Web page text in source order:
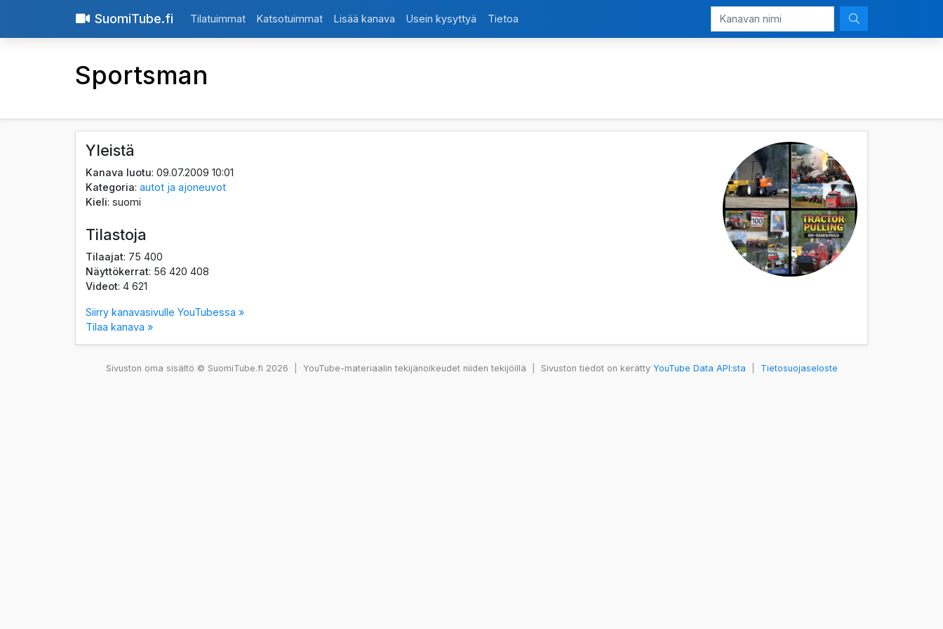
SuomiTube.fi Tilatuimmat Katsotuimmat Lisää kanava Usein kysyttyä Tietoa
Sportsman
Yleistä
Kanava luotu: 09.07.2009 10:01
Kategoria:autot ja ajoneuvot
Kieli: suomi
Tilastoja
Tilaajat: 75 400
Näyttökerrat: 56 420 408
Videot: 4 621
Siirry kanavasivulle YouTubessa »
Tilaa kanava »
Sivuston oma sisältö © SuomiTube.fi 2026 YouTube-materiaalin tekijänoikeudet niiden tekijöillä Sivuston tiedot on kerätty YouTube Data API:sta Tietosuojaseloste